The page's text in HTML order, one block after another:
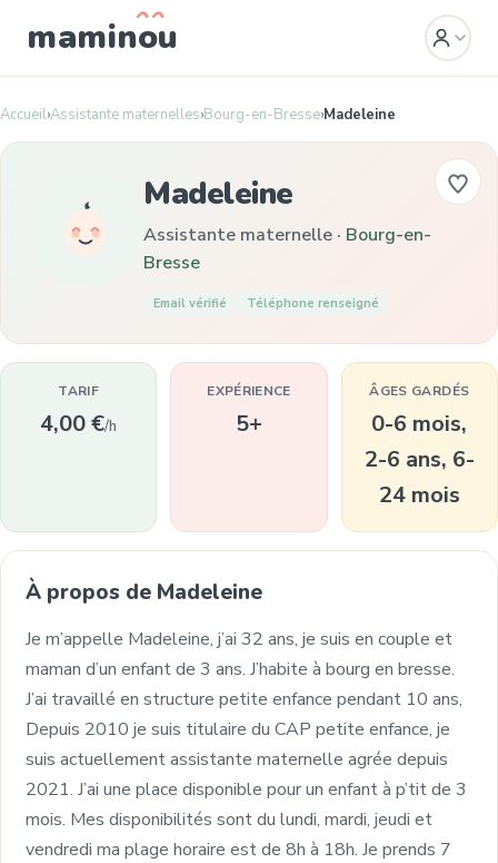
maminou
Accueil›Assistante maternelles›Bourg-en-Bresse›Madeleine
Madeleine
Assistante maternelle · Bourg-en-
Bresse
Email vérifié Téléphone renseigné
TARIF
4,00 €/h
EXPÉRIENCE
5+
ÂGES GARDÉS
0-6 mois,
2-6 ans, 6-
24 mois
À propos de Madeleine
Je m’appelle Madeleine, j’ai 32 ans, je suis en couple et
maman d’un enfant de 3 ans. J’habite à bourg en bresse.
J’ai travaillé en structure petite enfance pendant 10 ans,
Depuis 2010 je suis titulaire du CAP petite enfance, je
suis actuellement assistante maternelle agrée depuis
2021. J’ai une place disponible pour un enfant à p’tit de 3
mois. Mes disponibilités sont du lundi, mardi, jeudi et
vendredi ma plage horaire est de 8h à 18h. Je prends 7